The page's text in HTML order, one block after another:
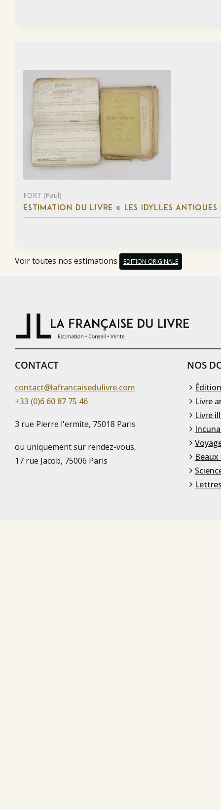
FORT (Paul)
ESTIMATION DU LIVRE « LES IDYLLES
Voir toutes nos estimations EDITION ORIGINALE
CONTACT
contact@lafrancaisedulivre.com
+33 (0)6 60 87 75 46
3 rue Pierre l'ermite, 75018 Paris
ou uniquement sur rendez-vous,
17 rue Jacob, 75006 Paris
NOS
Livre
Livre